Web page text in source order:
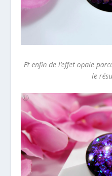
Et enfin de l’effet opale
le